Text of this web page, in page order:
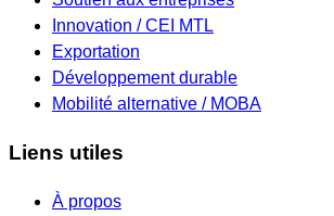
Innovation / CEI MTL
Exportation
Développement durable
Mobilité alternative / MOBA
Liens utiles
À propos